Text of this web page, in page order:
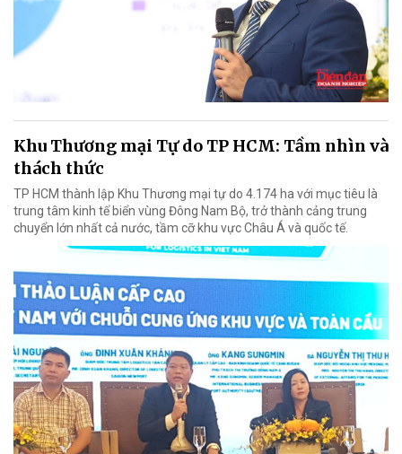
Khu Thương mại Tự do TP HCM: Tầm nhìn và
thách thức
TP HCM thành lập Khu Thương mại tự do 4.174 ha với mục tiêu là
trung tâm kinh tế biển vùng Đông Nam Bộ, trở thành cảng trung
chuyển lớn nhất cả nước, tầm cỡ khu vực Châu Á và quốc tế.